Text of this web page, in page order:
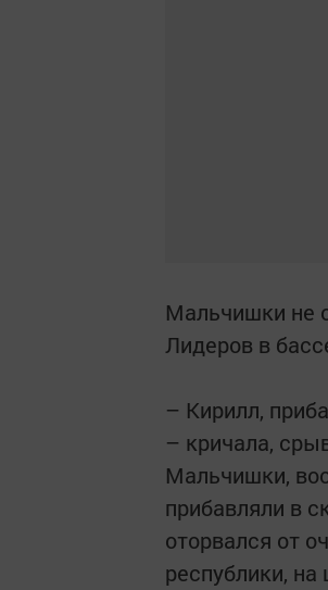
Мальчишки не
Лидеров в
– Кирилл,
– кричала,
Мальчишки,
прибавляли в
оторвался от
республики,